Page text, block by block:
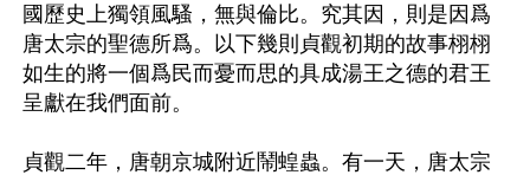
國歷史上獨領風騷，無與倫比。究其因，則是因爲
唐太宗的聖德所爲。以下幾則貞觀初期的故事栩栩
如生的將一個爲民而憂而思的具成湯王之德的君王
呈獻在我們面前。
貞觀二年，唐朝京城附近鬧蝗蟲。有一天，唐太宗